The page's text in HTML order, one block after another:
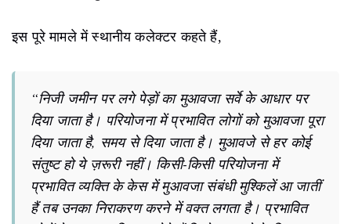
इस पूरे मामले में स्थानीय कलेक्टर कहते हैं,
“निजी जमीन पर लगे पेड़ों का मुआवजा सर्वे के आधार पर
दिया जाता है। परियोजना में प्रभावित लोगों को मुआवजा पूरा
दिया जाता है, समय से दिया जाता है। मुआवजे से हर कोई
संतुष्ट हो ये ज़रूरी नहीं। किसी-किसी परियोजना में
प्रभावित व्यक्ति के केस में मुआवजा संबंधी मुश्किलें आ जातीं
हैं तब उनका निराकरण करने में वक्त लगता है। प्रभावित